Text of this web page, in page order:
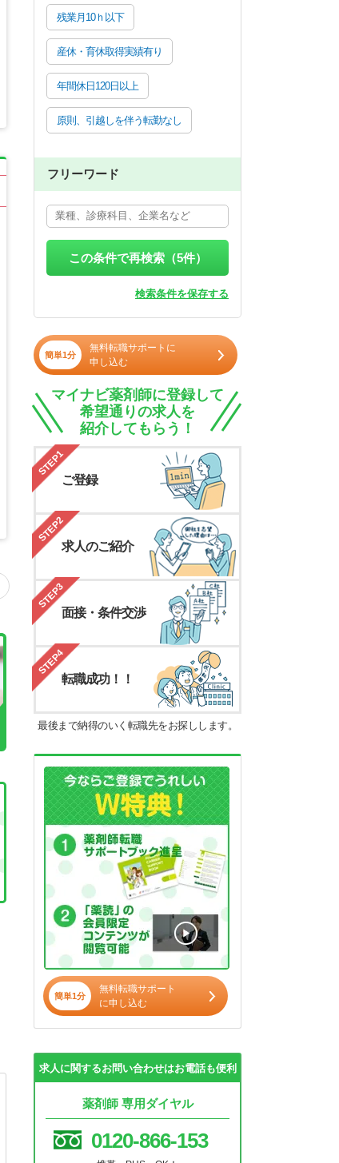
残業月10ｈ以下
産休・育休取得実績有り
年間休日120日以上
原則、引越しを伴う転勤なし
フリーワード
この条件で再検索（5件）
検索条件を保存する
簡単1分
無料転職サポートに
申し込む
マイナビ薬剤師に登録して
希望通りの求人を
紹介してもらう！
STEP1
ご登録
STEP2
求人のご紹介
STEP3
面接・条件交渉
STEP4
転職成功！！
最後まで納得のいく転職先をお探しします。
簡単1分
無料転職サポート
に申し込む
求人に関するお問い合わせはお電話も便利
薬剤師 専用ダイヤル
0120-866-153